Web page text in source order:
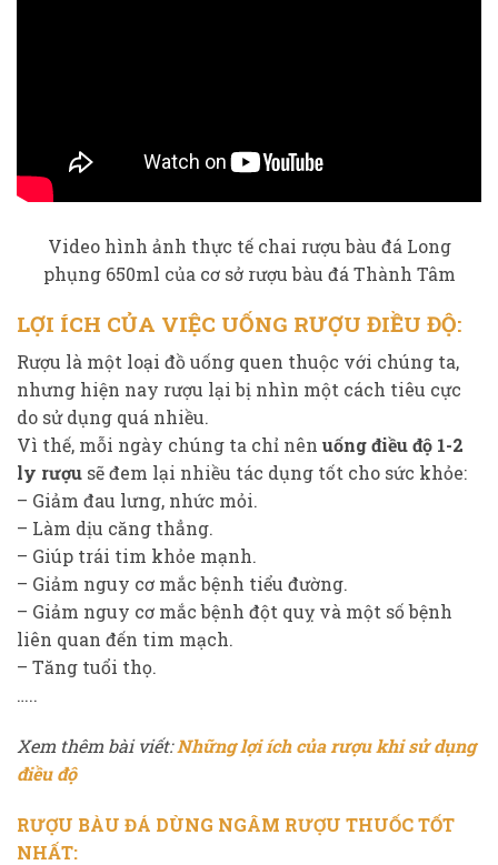
Video hình ảnh thực tế chai rượu bàu đá Long
phụng 650ml của cơ sở rượu bàu đá Thành Tâm
LỢI ÍCH CỦA VIỆC UỐNG RƯỢU ĐIỀU ĐỘ:
Rượu là một loại đồ uống quen thuộc với chúng ta,
nhưng hiện nay rượu lại bị nhìn một cách tiêu cực
do sử dụng quá nhiều.
Vì thế, mỗi ngày chúng ta chỉ nên uống điều độ 1-2
ly rượu sẽ đem lại nhiều tác dụng tốt cho sức khỏe:
– Giảm đau lưng, nhức mỏi.
– Làm dịu căng thẳng.
– Giúp trái tim khỏe mạnh.
– Giảm nguy cơ mắc bệnh tiểu đường.
– Giảm nguy cơ mắc bệnh đột quỵ và một số bệnh
liên quan đến tim mạch.
– Tăng tuổi thọ.
…..
Xem thêm bài viết:Những lợi ích của rượu khi sử dụng
điều độ
RƯỢU BÀU ĐÁ DÙNG NGÂM RƯỢU THUỐC TỐT
NHẤT: